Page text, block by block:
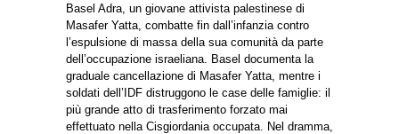
Basel Adra, un giovane attivista palestinese di
Masafer Yatta, combatte fin dall’infanzia contro
l’espulsione di massa della sua comunità da parte
dell’occupazione israeliana. Basel documenta la
graduale cancellazione di Masafer Yatta, mentre i
soldati dell’IDF distruggono le case delle famiglie: il
più grande atto di trasferimento forzato mai
effettuato nella Cisgiordania occupata. Nel dramma,